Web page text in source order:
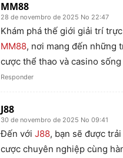
MM88
28 de novembro de 2025 No 22:47
Khám phá thế giới giải trí
MM88, nơi mang đến những
cược thể thao và casino
Responder
J88
30 de novembro de 2025 No 09:41
Đến với J88, bạn sẽ được
cược chuyên nghiệp cùng